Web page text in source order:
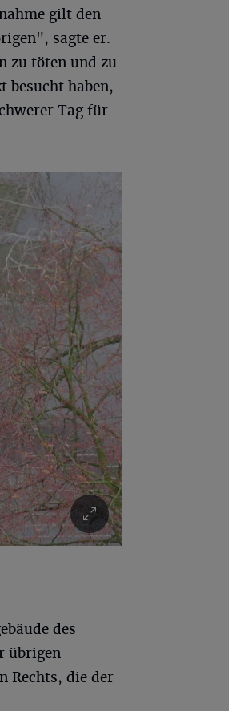
gilt den
sagte er.
zu töten und zu
besucht haben,
Tag für
des
übrigen
Rechts, die der